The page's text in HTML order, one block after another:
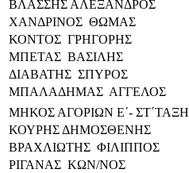
ΒΛΑΣΣΗΣ ΑΛΕΞΑΝΔΡΟΣ
ΧΑΝΔΡΙΝΟΣ ΘΩΜΑΣ
ΚΟΝΤΟΣ ΓΡΗΓΟΡΗΣ
ΜΠΕΤΑΣ ΒΑΣΙΛΗΣ
ΔΙΑΒΑΤΗΣ ΣΠΥΡΟΣ
ΜΠΑΛΑΔΗΜΑΣ ΑΓΓΕΛΟΣ
ΜΗΚΟΣ ΑΓΟΡΙΩΝ Ε΄- ΣΤ΄ΤΑΞΗ
ΚΟΥΡΗΣ ΔΗΜΟΣΘΕΝΗΣ
ΒΡΑΧΛΙΩΤΗΣ ΦΙΛΙΠΠΟΣ
ΡΙΓΑΝΑΣ ΚΩΝ/ΝΟΣ